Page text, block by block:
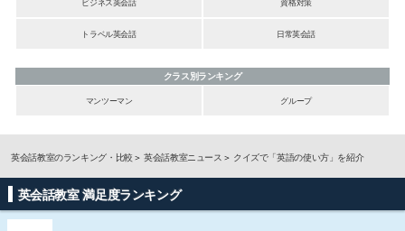
トラベル英会話 日常英会話
クラス別ランキング
マンツーマン
グループ
英会話教室のランキング・比較 英会話教室ニュース クイズで「英語の使い方」を紹介
英会話教室 満足度ランキング